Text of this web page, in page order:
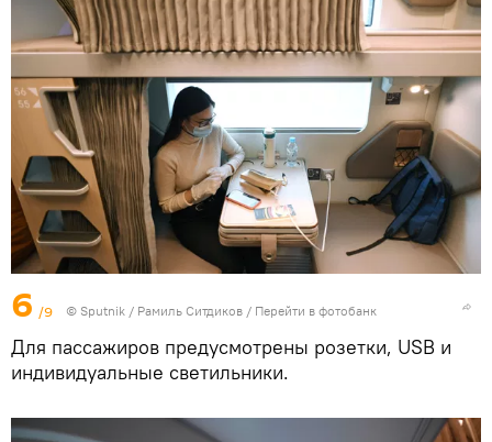
6 /9 © Sputnik / Рамиль Ситдиков / Перейти в фотобанк
Для пассажиров предусмотрены розетки, USB и
индивидуальные светильники.